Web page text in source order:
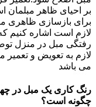
بر احیای ظاهر
برای بازسازی ظاهری
لازم است اشاره کنیم
رفتگی مبل در منزل
لازم به تعویض و تعمیر
می باشد
رنگ کاری یک مبل در
چگونه است؟